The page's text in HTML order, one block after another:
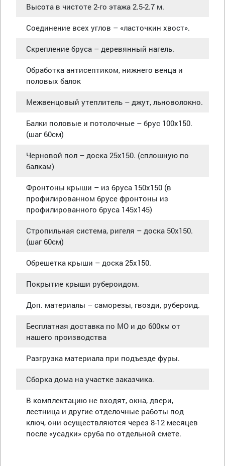
Высота в чистоте 2-го этажа 2.5-2.7 м.
Соединение всех углов – «ласточкин хвост».
Скрепление бруса – деревянный нагель.
Обработка антисептиком, нижнего венца и
половых балок
Межвенцовый утеплитель – джут, льноволокно.
Балки половые и потолочные – брус 100х150.
(шаг 60см)
Черновой пол – доска 25х150. (сплошную по
балкам)
Фронтоны крыши – из бруса 150х150 (в
профилированном брусе фронтоны из
профилированного бруса 145х145)
Стропильная система, ригеля – доска 50х150.
(шаг 60см)
Обрешетка крыши – доска 25х150.
Покрытие крыши рубероидом.
Доп. материалы – саморезы, гвозди, рубероид.
Бесплатная доставка по МО и до 600км от
нашего производства
Разгрузка материала при подъезде фуры.
Сборка дома на участке заказчика.
В комплектацию не входят, окна, двери,
лестница и другие отделочные работы под
ключ, они осуществляются через 8-12 месяцев
после «усадки» сруба по отдельной смете.